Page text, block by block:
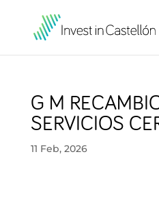
G M
SERVICIOS
11 Feb, 2026